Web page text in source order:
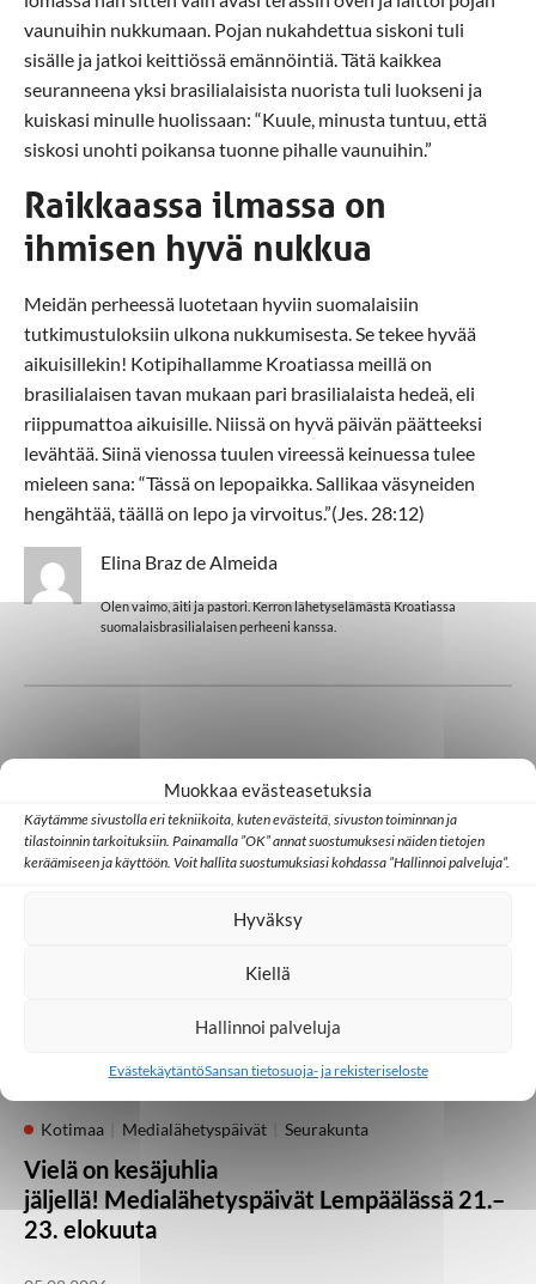
Muokkaa evästeasetuksia
Käytämme sivustolla eri tekniikoita, kuten evästeitä, sivuston toiminnan ja
tilastoinnin tarkoituksiin. Painamalla ”OK” annat suostumuksesi näiden tietojen
keräämiseen ja käyttöön. Voit hallita suostumuksiasi kohdassa ”Hallinnoi palveluja”.
Hyväksy
Kiellä
Hallinnoi palveluja
EvästekäytäntöSansan tietosuoja- ja rekisteriseloste
vaunuihin nukkumaan. Pojan nukahdettua siskoni tuli
sisälle ja jatkoi keittiössä emännöintiä. Tätä kaikkea
seuranneena yksi brasilialaisista nuorista tuli luokseni ja
kuiskasi minulle huolissaan: “Kuule, minusta tuntuu, että
siskosi unohti poikansa tuonne pihalle vaunuihin.”
Raikkaassa ilmassa on
ihmisen hyvä nukkua
Meidän perheessä luotetaan hyviin suomalaisiin
tutkimustuloksiin ulkona nukkumisesta. Se tekee hyvää
aikuisillekin! Kotipihallamme Kroatiassa meillä on
brasilialaisen tavan mukaan pari brasilialaista hedeä, eli
riippumattoa aikuisille. Niissä on hyvä päivän päätteeksi
levähtää. Siinä vienossa tuulen vireessä keinuessa tulee
mieleen sana: “Tässä on lepopaikka. Sallikaa väsyneiden
hengähtää, täällä on lepo ja virvoitus.”(Jes. 28:12)
Elina Braz de Almeida
Olen vaimo, äiti ja pastori. Kerron lähetyselämästä Kroatiassa
suomalaisbrasilialaisen perheeni kanssa.
Lisää aiheesta
Kroatia
Palaa takaisin pääsivulle
Kotimaa Medialähetyspäivät Seurakunta
Vielä on kesäjuhlia
jäljellä! Medialähetyspäivät Lempäälässä 21.–
23. elokuuta